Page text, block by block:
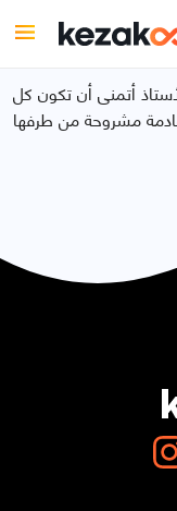
أتمنى أن تكون كل
مشروحة من طرفها